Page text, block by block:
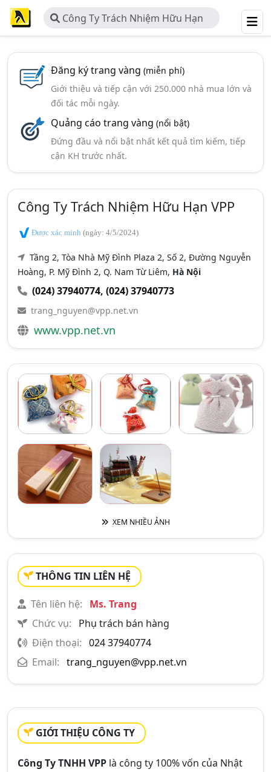
Công Ty Trách Nhiệm Hữu Hạn
VPP
Đăng ký trang vàng (miễn phí)
Giới thiệu và tiếp cận với 250.000 nhà mua lớn và
đối tác mỗi ngày.
Quảng cáo trang vàng (nổi bật)
Đứng đầu và nổi bật nhất kết quả tìm kiếm, tiếp
cận KH trước nhất.
Công Ty Trách Nhiệm Hữu Hạn VPP
Được xác minh (ngày: 4/5/2024)
Tầng 2, Tòa Nhà Mỹ Đình Plaza 2, Số 2, Đường Nguyễn
Hoàng, P. Mỹ Đình 2, Q. Nam Từ Liêm, Hà Nội
(024) 37940774, (024) 37940773
trang_nguyen@vpp.net.vn
www.vpp.net.vn
XEM NHIỀU ẢNH
THÔNG TIN LIÊN HỆ
Tên liên hệ:
Ms. Trang
Chức vụ:
Phụ trách bán hàng
Điện thoại: 024 37940774
Email: trang_nguyen@vpp.net.vn
GIỚI THIỆU CÔNG TY
Công Ty TNHH VPP là công ty 100% vốn của Nhật